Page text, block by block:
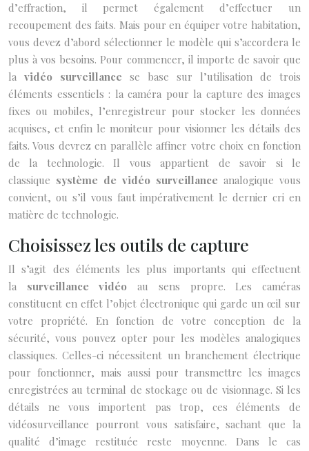
d’effraction, il permet également d’effectuer un
recoupement des faits. Mais pour en équiper votre habitation,
vous devez d’abord sélectionner le modèle qui s’accordera le
plus à vos besoins. Pour commencer, il importe de savoir que
la vidéo surveillance se base sur l’utilisation de trois
éléments essentiels : la caméra pour la capture des images
fixes ou mobiles, l’enregistreur pour stocker les données
acquises, et enfin le moniteur pour visionner les détails des
faits. Vous devrez en parallèle affiner votre choix en fonction
de la technologie. Il vous appartient de savoir si le
classique système de vidéo surveillance analogique vous
convient, ou s’il vous faut impérativement le dernier cri en
matière de technologie.
Choisissez les outils de capture
Il s’agit des éléments les plus importants qui effectuent
la surveillance vidéo au sens propre. Les caméras
constituent en effet l’objet électronique qui garde un œil sur
votre propriété. En fonction de votre conception de la
sécurité, vous pouvez opter pour les modèles analogiques
classiques. Celles-ci nécessitent un branchement électrique
pour fonctionner, mais aussi pour transmettre les images
enregistrées au terminal de stockage ou de visionnage. Si les
détails ne vous importent pas trop, ces éléments de
vidéosurveillance pourront vous satisfaire, sachant que la
qualité d’image restituée reste moyenne. Dans le cas